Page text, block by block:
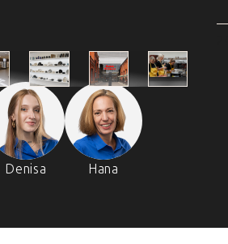
Denisa Hana
Praha
Park
Outlet
Praha
Brno
Náměstí
Svobody